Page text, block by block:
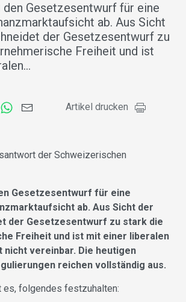
den Gesetzesentwurf für eine
ab. Aus Sicht
der Gesetzesentwurf zu
Freiheit und ist
Artikel drucken
der Schweizerischen
Gesetzesentwurf für eine
ab. Aus Sicht der
der Gesetzesentwurf zu stark die
Freiheit und ist mit einer liberalen
vereinbar. Die heutigen
reichen vollständig aus.
es, folgendes festzuhalten: